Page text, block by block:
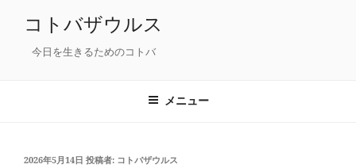
コトバザウルス
今日を生きるためのコトバ
メニュー
投
2026年5月14日 投稿者: コトバザウルス